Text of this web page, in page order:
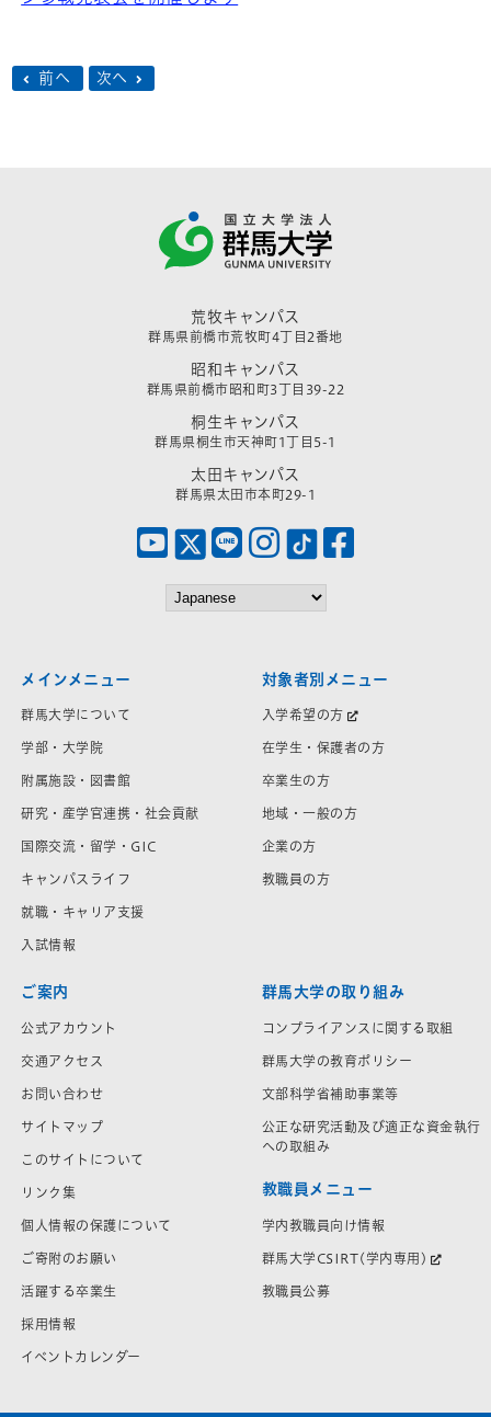
前へ 次へ
荒牧キャンパス
群馬県前橋市荒牧町4丁目2番地
昭和キャンパス
群馬県前橋市昭和町3丁目39-22
桐生キャンパス
群馬県桐生市天神町1丁目5-1
太田キャンパス
群馬県太田市本町29-1
メインメニュー
群馬大学について
学部・大学院
附属施設・図書館
研究・産学官連携・社会貢献
国際交流・留学・GIC
キャンパスライフ
就職・キャリア支援
入試情報
対象者別メニュー
入学希望の方
在学生・保護者の方
卒業生の方
地域・一般の方
企業の方
教職員の方
ご案内
公式アカウント
交通アクセス
お問い合わせ
サイトマップ
このサイトについて
リンク集
個人情報の保護について
ご寄附のお願い
活躍する卒業生
採用情報
イベントカレンダー
群馬大学の取り組み
コンプライアンスに関する取組
群馬大学の教育ポリシー
文部科学省補助事業等
公正な研究活動及び適正な資金執行
への取組み
教職員メニュー
学内教職員向け情報
群馬大学CSIRT(学内専用)
教職員公募